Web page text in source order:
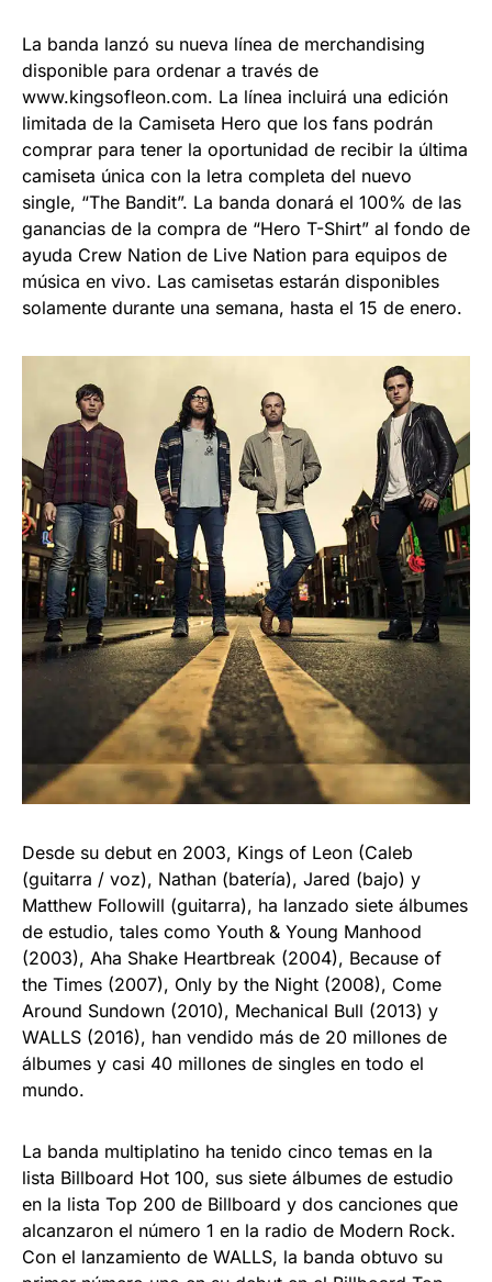
La banda lanzó su nueva línea de merchandising
disponible para ordenar a través de
www.kingsofleon.com. La línea incluirá una edición
limitada de la Camiseta Hero que los fans podrán
comprar para tener la oportunidad de recibir la última
camiseta única con la letra completa del nuevo
single, “The Bandit”. La banda donará el 100% de las
ganancias de la compra de “Hero T-Shirt” al fondo de
ayuda Crew Nation de Live Nation para equipos de
música en vivo. Las camisetas estarán disponibles
solamente durante una semana, hasta el 15 de enero.
Desde su debut en 2003, Kings of Leon (Caleb
(guitarra / voz), Nathan (batería), Jared (bajo) y
Matthew Followill (guitarra), ha lanzado siete álbumes
de estudio, tales como Youth & Young Manhood
(2003), Aha Shake Heartbreak (2004), Because of
the Times (2007), Only by the Night (2008), Come
Around Sundown (2010), Mechanical Bull (2013) y
WALLS (2016), han vendido más de 20 millones de
álbumes y casi 40 millones de singles en todo el
mundo.
La banda multiplatino ha tenido cinco temas en la
lista Billboard Hot 100, sus siete álbumes de estudio
en la lista Top 200 de Billboard y dos canciones que
alcanzaron el número 1 en la radio de Modern Rock.
Con el lanzamiento de WALLS, la banda obtuvo su